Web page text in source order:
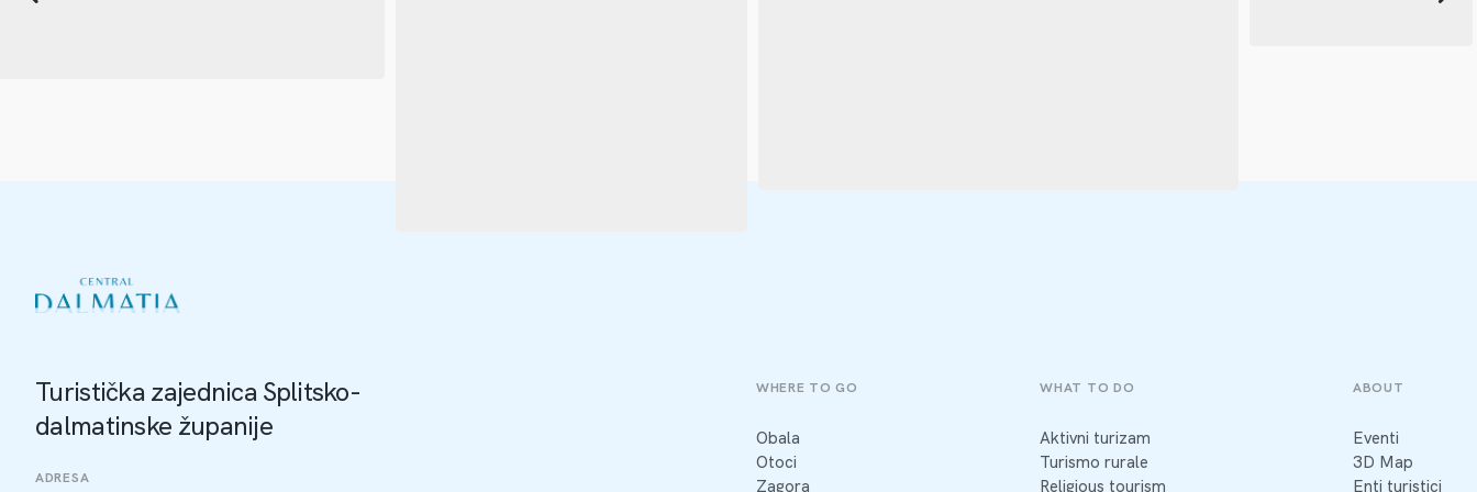
Turistička zajednica Splitsko-
dalmatinske županije
ADRESA
WHERE TO GO
Obala
Otoci
Zagora
WHAT TO DO
Aktivni turizam
Turismo rurale
Religious tourism
ABOUT
Eventi
3D Map
Enti turistici